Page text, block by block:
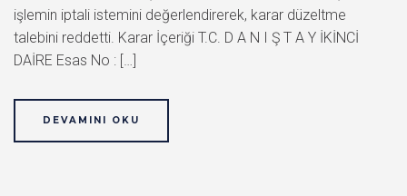
işlemin iptali istemini değerlendirerek, karar düzeltme
talebini reddetti. Karar İçeriği T.C. D A N I Ş T A Y İKİNCİ
DAİRE Esas No : […]
DEVAMINI OKU